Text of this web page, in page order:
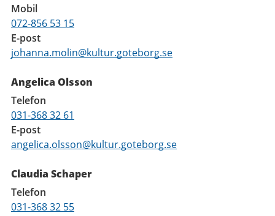
Mobil
072-856 53 15
E-post
johanna.molin@kultur.goteborg.se
Angelica Olsson
Telefon
031-368 32 61
E-post
angelica.olsson@kultur.goteborg.se
Claudia Schaper
Telefon
031-368 32 55